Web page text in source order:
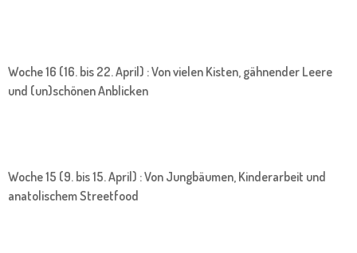
Woche 16 (16. bis 22. April) : Von vielen Kisten, gähnender Leere
und (un)schönen Anblicken
Woche 15 (9. bis 15. April) : Von Jungbäumen, Kinderarbeit und
anatolischem Streetfood